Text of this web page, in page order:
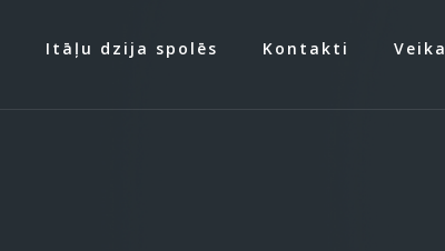
Itāļu dzija spolēs Kontakti